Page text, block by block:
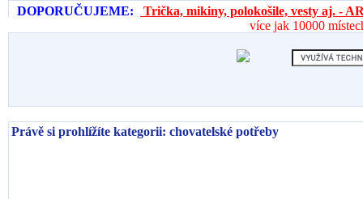
DOPORUČUJEME:
Trička, mikiny, polokošile, vesty aj. -
více jak 10000
Právě si prohlížíte kategorii: chovatelské potřeby